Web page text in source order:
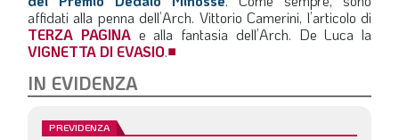
affidati alla penna dell’Arch. Vittorio Camerini, l’articolo di
TERZA PAGINAe alla fantasia dell’Arch. De Luca la
VIGNETTA DI EVASIO.■
IN EVIDENZA
PREVIDENZA